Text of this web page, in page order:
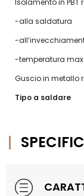
Isolamento in PBT
-alla saldatura
-
-temperatura max
Guscio in metallo
Tipo a saldare